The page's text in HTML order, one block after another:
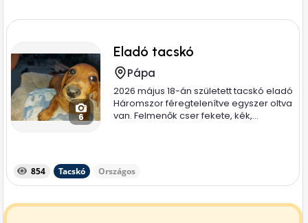
6
Eladó tacskó
Pápa
2026 május 18-án született tacskó eladó
Háromszor féregtelenítve egyszer oltva
van. Felmenők cser fekete, kék,...
854 Tacskó Országos